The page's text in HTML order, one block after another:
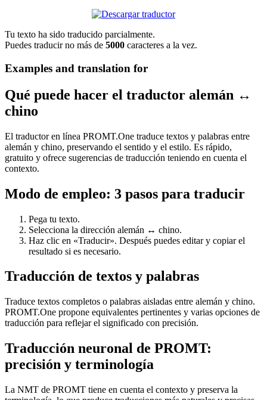
Tu texto ha sido traducido parcialmente.
Puedes traducir no más de 5000 caracteres a la vez.
Examples and translation for
Qué puede hacer el traductor alemán ↔
chino
El traductor en línea PROMT.One traduce textos y palabras entre
alemán y chino, preservando el sentido y el estilo. Es rápido,
gratuito y ofrece sugerencias de traducción teniendo en cuenta el
contexto.
Modo de empleo: 3 pasos para traducir
Pega tu texto.
Selecciona la dirección alemán ↔ chino.
Haz clic en «Traducir». Después puedes editar y copiar el
resultado si es necesario.
Traducción de textos y palabras
Traduce textos completos o palabras aisladas entre alemán y chino.
PROMT.One propone equivalentes pertinentes y varias opciones de
traducción para reflejar el significado con precisión.
Traducción neuronal de PROMT:
precisión y terminología
La NMT de PROMT tiene en cuenta el contexto y preserva la